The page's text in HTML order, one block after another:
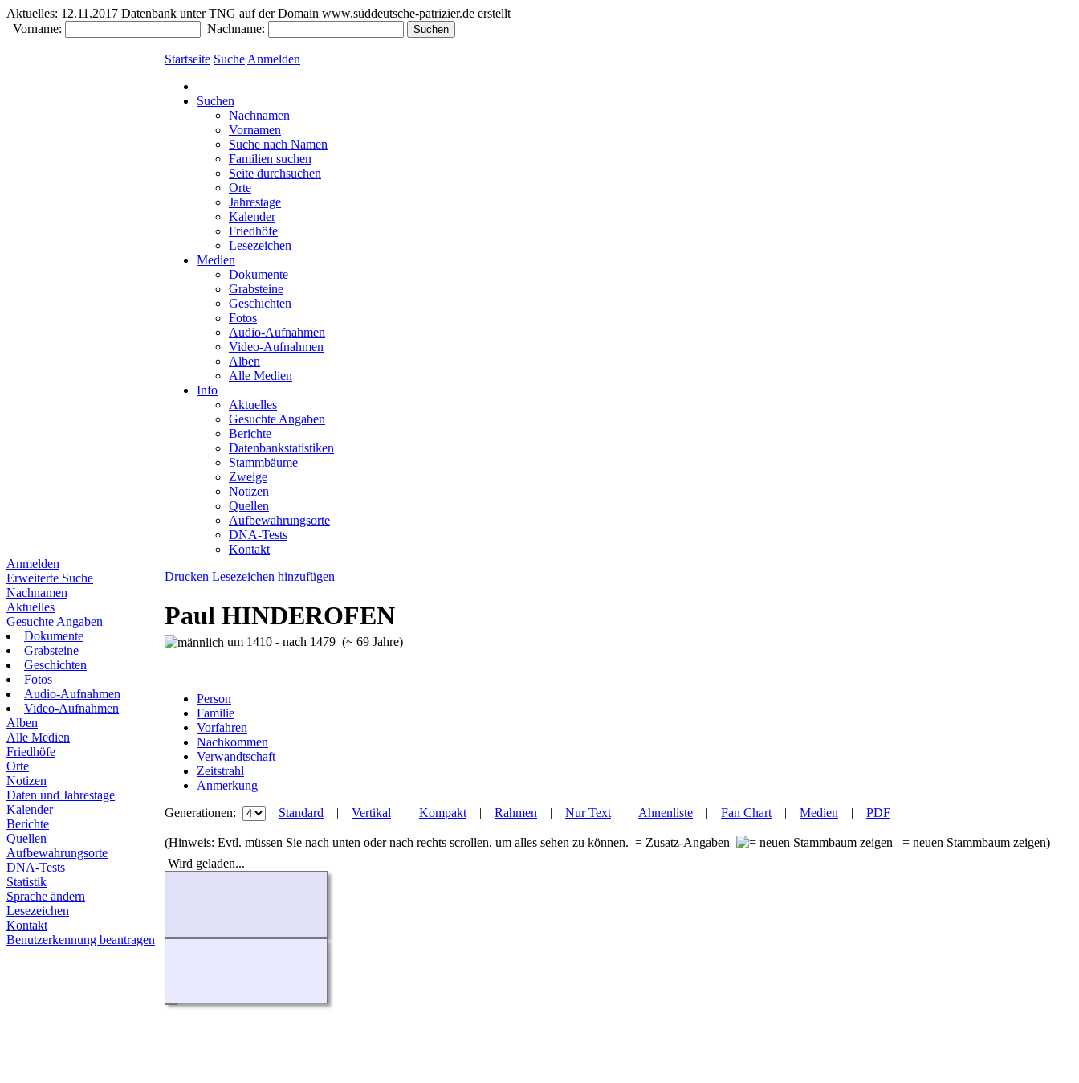
Aktuelles: 12.11.2017 Datenbank unter TNG auf der Domain www.süddeutsche-patrizier.de erstellt
Vorname:
Nachname:
Anmelden
Erweiterte Suche
Nachnamen
Aktuelles
Gesuchte Angaben
Dokumente
Grabsteine
Geschichten
Fotos
Audio-Aufnahmen
Video-Aufnahmen
Alben
Alle Medien
Friedhöfe
Orte
Notizen
Daten und Jahrestage
Kalender
Berichte
Quellen
Aufbewahrungsorte
DNA-Tests
Statistik
Sprache ändern
Lesezeichen
Kontakt
Benutzerkennung beantragen
Startseite Suche Anmelden
Suchen
Nachnamen
Vornamen
Suche nach Namen
Familien suchen
Seite durchsuchen
Orte
Jahrestage
Kalender
Friedhöfe
Lesezeichen
Medien
Dokumente
Grabsteine
Geschichten
Fotos
Audio-Aufnahmen
Video-Aufnahmen
Alben
Alle Medien
Info
Aktuelles
Gesuchte Angaben
Berichte
Datenbankstatistiken
Stammbäume
Zweige
Notizen
Quellen
Aufbewahrungsorte
DNA-Tests
Kontakt
Drucken Lesezeichen hinzufügen
Paul HINDEROFEN
um 1410 - nach 1479 (~ 69 Jahre)
Person
Familie
Vorfahren
Nachkommen
Verwandtschaft
Zeitstrahl
Anmerkung
Generationen:
Standard | Vertikal | Kompakt| Rahmen | Nur Text| Ahnenliste | Fan Chart| Medien | PDF
(Hinweis: Evtl. müssen Sie nach unten oder nach rechts scrollen, um alles sehen zu können. = Zusatz-Angaben
= neuen Stammbaum zeigen)
Wird geladen...